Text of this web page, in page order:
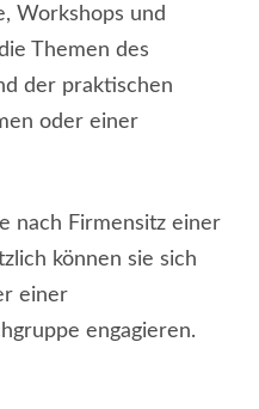
Workshops und
Themen des
der praktischen
oder einer
nach Firmensitz einer
können sie sich
einer
engagieren.